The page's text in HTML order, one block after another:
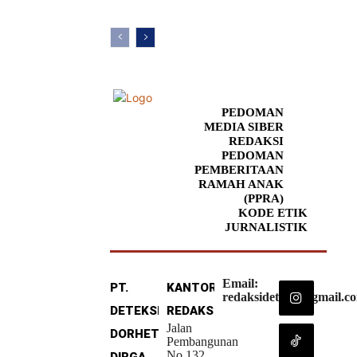
PEDOMAN
MEDIA SIBER
REDAKSI
PEDOMAN
PEMBERITAAN
RAMAH ANAK
(PPRA)
KODE ETIK
JURNALISTIK
PT.
DETEKSI
DORHETA
KANTOR
REDAKSI
Jalan
Pembangunan
Email: